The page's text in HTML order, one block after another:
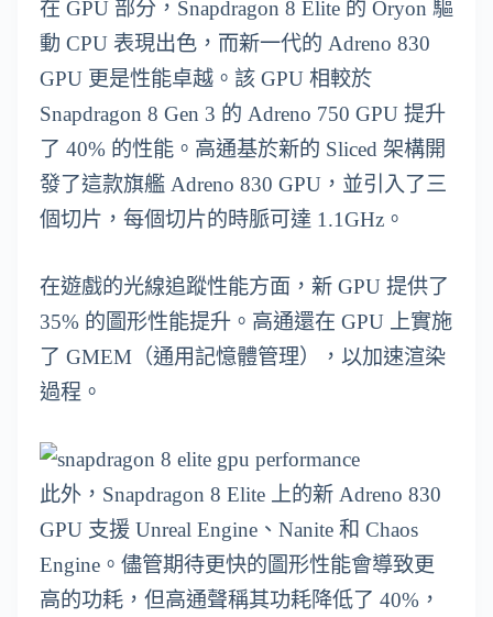
在 GPU 部分，Snapdragon 8 Elite 的 Oryon 驅
動 CPU 表現出色，而新一代的 Adreno 830
GPU 更是性能卓越。該 GPU 相較於
Snapdragon 8 Gen 3 的 Adreno 750 GPU 提升
了 40% 的性能。高通基於新的 Sliced 架構開
發了這款旗艦 Adreno 830 GPU，並引入了三
個切片，每個切片的時脈可達 1.1GHz。
在遊戲的光線追蹤性能方面，新 GPU 提供了
35% 的圖形性能提升。高通還在 GPU 上實施
了 GMEM（通用記憶體管理），以加速渲染
過程。
此外，Snapdragon 8 Elite 上的新 Adreno 830
GPU 支援 Unreal Engine、Nanite 和 Chaos
Engine。儘管期待更快的圖形性能會導致更
高的功耗，但高通聲稱其功耗降低了 40%，